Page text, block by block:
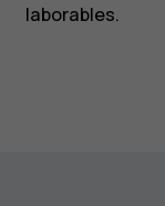
laborables.